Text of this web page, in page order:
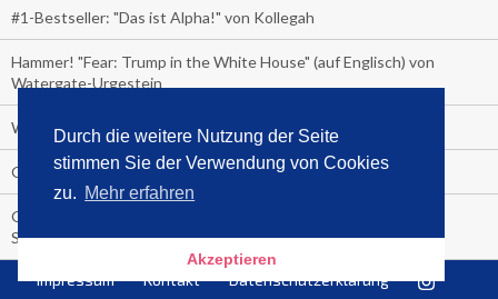
Durch die weitere Nutzung der Seite
stimmen Sie der Verwendung von Cookies
zu. Mehr erfahren
Akzeptieren
#1-Bestseller: "Das ist Alpha!" von Kollegah
Hammer! "Fear: Trump in the White House" (auf Englisch) von
Watergate-Urgestein
Wie alt sind die TV-Zuschauer
Geisterfahrer auf Überholspur
Gegen Einsamkeit: Single-Haushalte schauen täglich fast 6
Stunden TV
TV-Quote:
Impressum Kontakt Datenschutzerklärung